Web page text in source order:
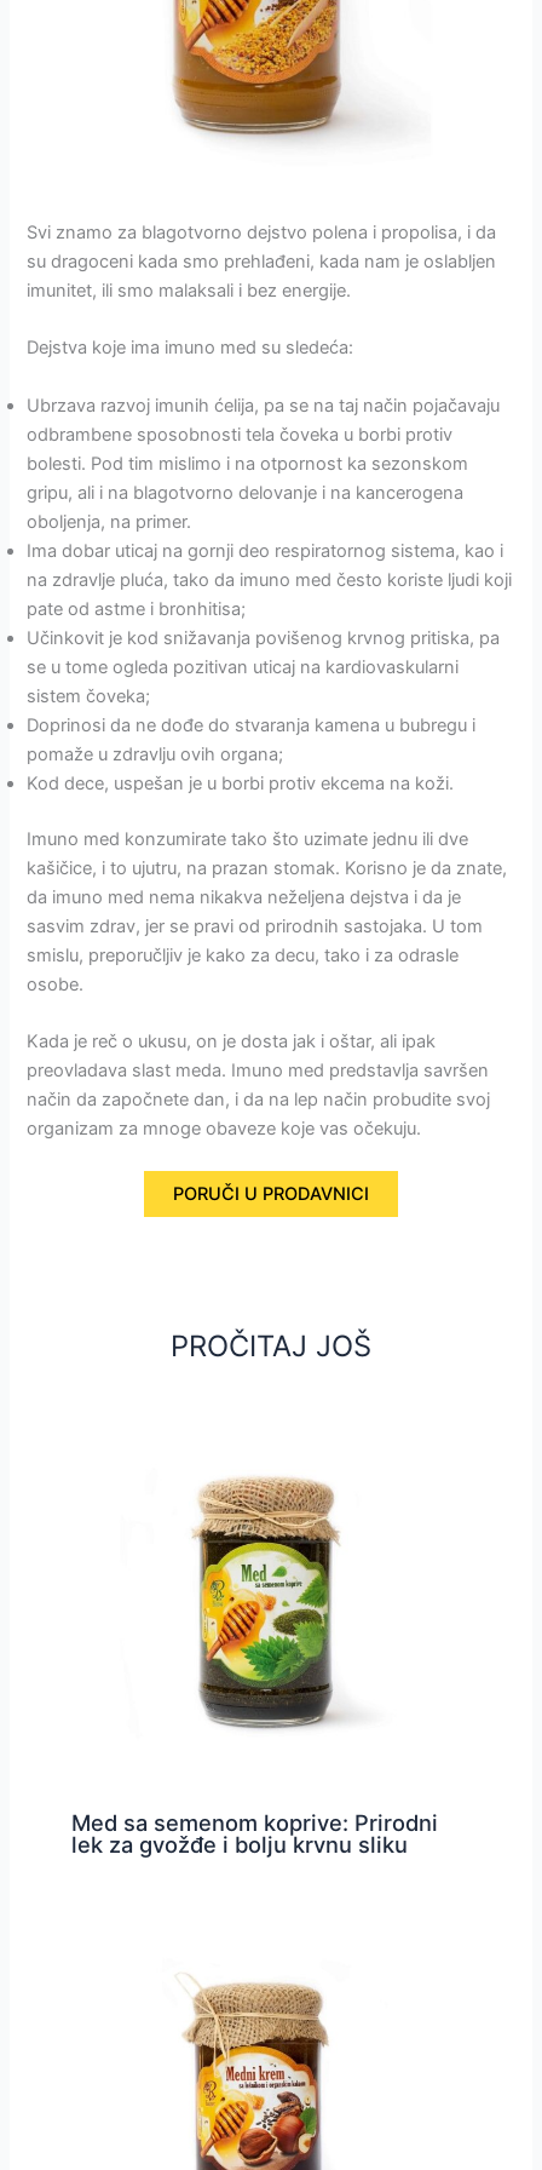
Svi znamo za blagotvorno dejstvo polena i propolisa, i da
su dragoceni kada smo prehlađeni, kada nam je oslabljen
imunitet, ili smo malaksali i bez energije.
Dejstva koje ima imuno med su sledeća:
Ubrzava razvoj imunih ćelija, pa se na taj način pojačavaju
odbrambene sposobnosti tela čoveka u borbi protiv
bolesti. Pod tim mislimo i na otpornost ka sezonskom
gripu, ali i na blagotvorno delovanje i na kancerogena
oboljenja, na primer.
Ima dobar uticaj na gornji deo respiratornog sistema, kao i
na zdravlje pluća, tako da imuno med često koriste ljudi koji
pate od astme i bronhitisa;
Učinkovit je kod snižavanja povišenog krvnog pritiska, pa
se u tome ogleda pozitivan uticaj na kardiovaskularni
sistem čoveka;
Doprinosi da ne dođe do stvaranja kamena u bubregu i
pomaže u zdravlju ovih organa;
Kod dece, uspešan je u borbi protiv ekcema na koži.
Imuno med konzumirate tako što uzimate jednu ili dve
kašičice, i to ujutru, na prazan stomak. Korisno je da znate,
da imuno med nema nikakva neželjena dejstva i da je
sasvim zdrav, jer se pravi od prirodnih sastojaka. U tom
smislu, preporučljiv je kako za decu, tako i za odrasle
osobe.
Kada je reč o ukusu, on je dosta jak i oštar, ali ipak
preovladava slast meda. Imuno med predstavlja savršen
način da započnete dan, i da na lep način probudite svoj
organizam za mnoge obaveze koje vas očekuju.
PORUČI U PRODAVNICI
PROČITAJ JOŠ
Med sa semenom koprive: Prirodni
lek za gvožđe i bolju krvnu sliku